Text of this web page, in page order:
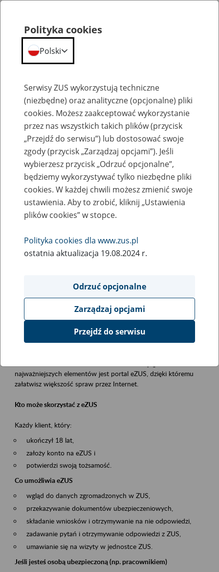
Szkolenia
Zaproś ZUS do siebie - zakładanie profili
eZUS w siedzibie Twojej firmy
Rodzaj wydarzenia
Szkolenia
Obszar merytoryczny
obsługa klientów
Opis wydarzenia
Platforma Usług Elektronicznych ZUS eZUS
najważniejszych elementów jest portal eZUS, dzięki któremu
załatwisz większość spraw przez Internet.
Kto może skorzystać z eZUS
Każdy klient, który:
ukończył 18 lat,
założy konto na eZUS i
potwierdzi swoją tożsamość.
Co umożliwia eZUS
wgląd do danych zgromadzonych w ZUS,
przekazywanie dokumentów ubezpieczeniowych,
składanie wniosków i otrzymywanie na nie odpowiedzi,
zadawanie pytań i otrzymywanie odpowiedzi z ZUS,
umawianie się na wizyty w jednostce ZUS.
Jeśli jesteś osobą ubezpieczoną (np. pracownikiem)
Polityka cookies
Polski
Serwisy ZUS wykorzystują techniczne
(niezbędne) oraz analityczne (opcjonalne) pliki
cookies. Możesz zaakceptować wykorzystanie
przez nas wszystkich takich plików (przycisk
„Przejdź do serwisu”) lub dostosować swoje
zgody (przycisk „Zarządzaj opcjami”). Jeśli
wybierzesz przycisk „Odrzuć opcjonalne”,
będziemy wykorzystywać tylko niezbędne pliki
cookies. W każdej chwili możesz zmienić swoje
ustawienia. Aby to zrobić, kliknij „Ustawienia
plików cookies” w stopce.
Polityka cookies dla www.zus.pl
ostatnia aktualizacja 19.08.2024 r.
Odrzuć opcjonalne
Zarządzaj opcjami
Przejdź do serwisu